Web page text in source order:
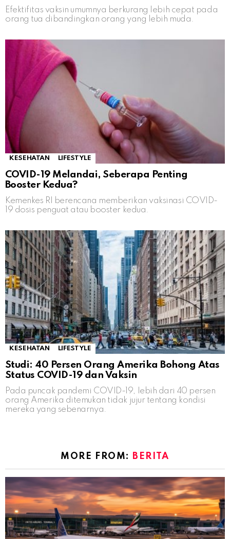
Efektifitas vaksin umumnya berkurang lebih cepat pada
orang tua dibandingkan orang yang lebih muda.
KESEHATAN LIFESTYLE
COVID-19 Melandai, Seberapa Penting
Booster Kedua?
Kemenkes RI berencana memberikan vaksinasi COVID-
19 dosis penguat atau booster kedua.
KESEHATAN LIFESTYLE
Studi: 40 Persen Orang Amerika Bohong Atas
Status COVID-19 dan Vaksin
Pada puncak pandemi COVID-19, lebih dari 40 persen
orang Amerika ditemukan tidak jujur ​​tentang kondisi
mereka yang sebenarnya.
MORE FROM: BERITA